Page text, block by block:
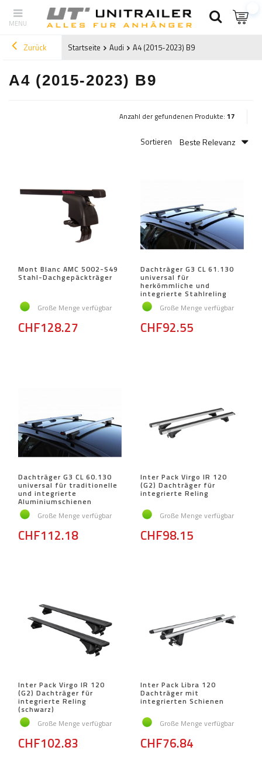
Zurück Startseite Audi A4 (2015-2023) B9
A4 (2015-2023) B9
Anzahl der gefundenen Produkte: 17
Sortieren Beste Relevanz
Mont Blanc AMC 5002-S49
Stahl-Dachgepäckträger
Große Menge verfügbar
CHF128.27
Dachträger G3 CL 61.130
universal für
herkömmliche und
integrierte Stahlreling
Große Menge verfügbar
CHF92.55
Dachträger G3 CL 60.130
universal für traditionelle
und integrierte
Aluminiumschienen
Große Menge verfügbar
CHF112.18
Inter Pack Virgo IR 120
(G2) Dachträger für
integrierte Reling
Große Menge verfügbar
CHF98.15
Inter Pack Virgo IR 120
(G2) Dachträger für
integrierte Reling
(schwarz)
Große Menge verfügbar
CHF102.83
Inter Pack Libra 120
Dachträger mit
integrierten Schienen
Große Menge verfügbar
CHF76.84